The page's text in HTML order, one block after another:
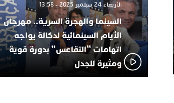
الأربعاء 24 سبتمبر 2025 - 13:58
السينما والهجرة السرية.. مهرجان
الأيام السينمائية لدكالة يواجه
اتهامات “التقاعس” بدورة قوية
ومثيرة للجدل